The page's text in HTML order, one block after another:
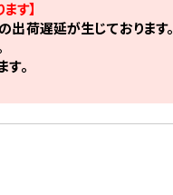
す】
荷遅延が生じております。
。